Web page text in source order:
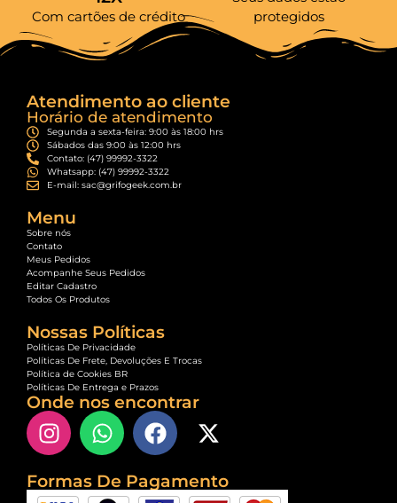
Com cartões de crédito
protegidos
Atendimento ao cliente
Horário de atendimento
Segunda a sexta-feira: 9:00 às 18:00 hrs
Sábados das 9:00 às 12:00 hrs
Contato: (47) 99992-3322
Whatsapp: (47) 99992-3322
E-mail: sac@grifogeek.com.br
Menu
Sobre nós
Contato
Meus Pedidos
Acompanhe Seus Pedidos
Editar Cadastro
Todos Os Produtos
Nossas Políticas
Políticas De Privacidade
Políticas De Frete, Devoluções E Trocas
Política de Cookies BR
Políticas De Entrega e Prazos
Onde nos encontrar
Formas De Pagamento